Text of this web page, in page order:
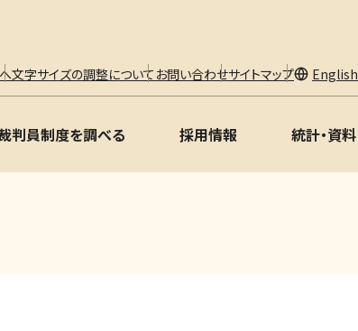
文字サイズの調整について お問い合わせサイトマップ English
判員制度を調べる 採用情報 統計・資料